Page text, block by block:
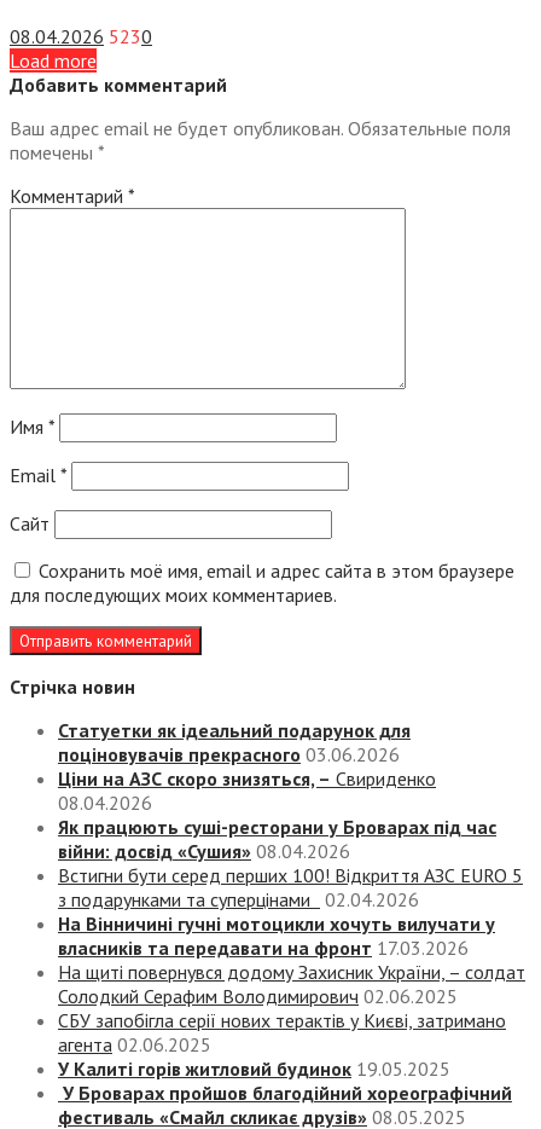
08.04.2026 5230
Load more
Добавить комментарий
Ваш адрес email не будет опубликован. Обязательные поля
помечены *
Комментарий *
Имя *
Email *
Сайт
Сохранить моё имя, email и адрес сайта в этом браузере
для последующих моих комментариев.
Стрічка новин
Статуетки як ідеальний подарунок для
поціновувачів прекрасного 03.06.2026
Ціни на АЗС скоро знизяться, – Свириденко
08.04.2026
Як працюють суші-ресторани у Броварах під час
війни: досвід «Сушия» 08.04.2026
Встигни бути серед перших 100! Відкриття АЗС EURO 5
з подарунками та суперцінами
02.04.2026
На Вінничині гучні мотоцикли хочуть вилучати у
власників та передавати на фронт 17.03.2026
На щиті повернувся додому Захисник України, – солдат
Солодкий Серафим Володимирович 02.06.2025
СБУ запобігла серії нових терактів у Києві, затримано
агента 02.06.2025
У Калиті горів житловий будинок 19.05.2025
У Броварах пройшов благодійний хореографічний
фестиваль «Смайл скликає друзів» 08.05.2025